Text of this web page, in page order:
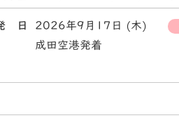
日 2026年9月17日 (木)
成田空港発着